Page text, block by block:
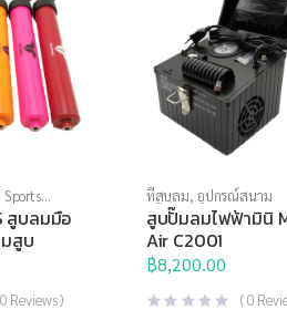
ปกรณ์สนาม
สูบลมมือ
สูบ
0 Reviews )
ที่สูบลม, อุปกรณ์สนาม
สูบปั๊มลมไฟฟ้ามินิ
Air C2001
฿8,200.00
(0